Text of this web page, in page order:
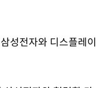
성전자와 디스플레이